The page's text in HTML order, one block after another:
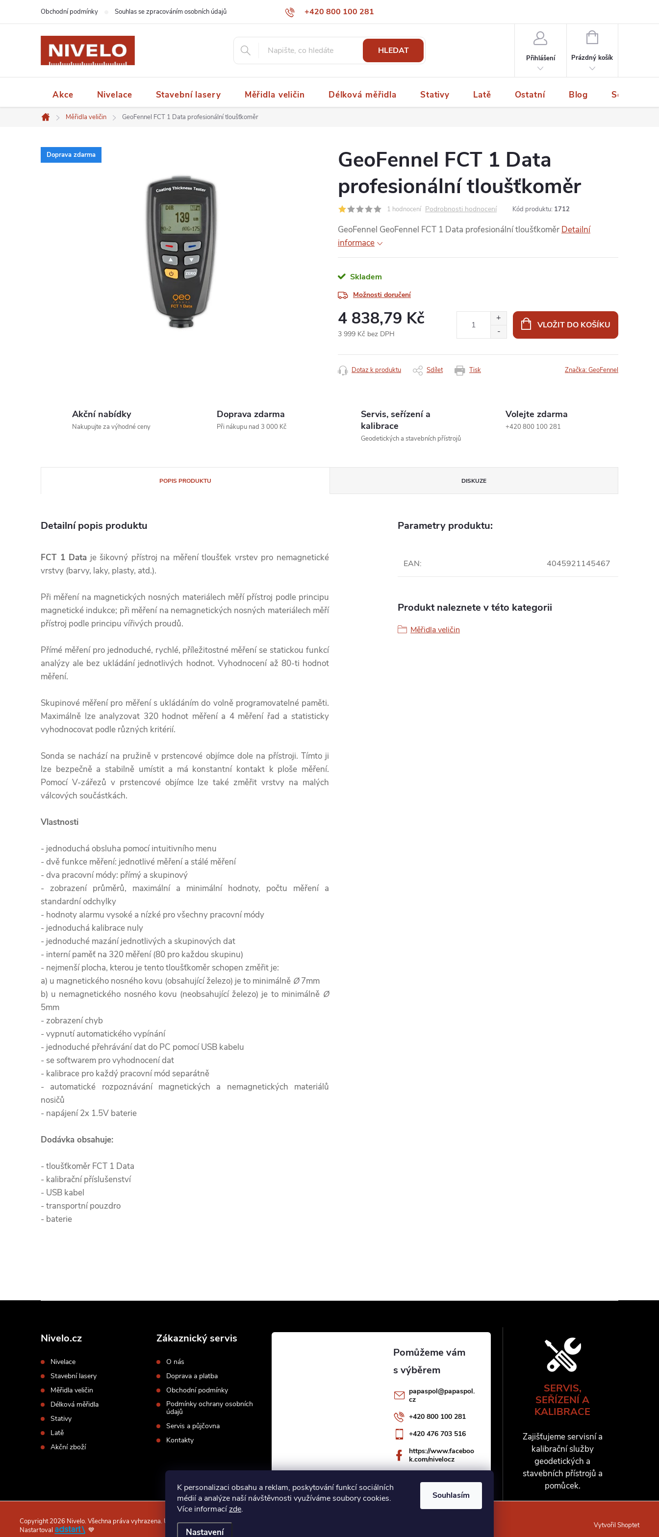
K personalizaci obsahu a reklam, poskytování funkcí sociálních
médií a analýze naší návštěvnosti využíváme soubory cookies.
Více informacízde.
Nastavení
Souhlasím
+420 800 100 281
papaspol@papaspol.cz
Obchodní podmínky Souhlas se zpracováním osobních údajů
HLEDAT
Přihlášení
NÁKUPNÍ
Prázdný košík
Akce Nivelace Stavební lasery Měřidla veličin Délková měřidla Stativy Latě Ostatní Blog Servis a
Domů
Měřidla veličin GeoFennel FCT 1 Data profesionální tloušťkoměr
Doprava zdarma
GeoFennel FCT 1 Data
profesionální tloušťkoměr
1 hodnocení Podrobnosti hodnocení Kód produktu: 1712
GeoFennel GeoFennel FCT 1 Data profesionální tloušťkoměr Detailní
informace
Skladem
Možnosti doručení
4 838,79 Kč
3 999 Kč bez DPH
cena:
VLOŽIT DO KOŠÍKU
Tisk
Dotaz k produktu Sdílet Značka:GeoFennel
Akční nabídky
Nakupujte za výhodné ceny
Doprava zdarma
Při nákupu nad 3 000 Kč
Servis, seřízení a
kalibrace
Geodetických a stavebních přístrojů
Volejte zdarma
+420 800 100 281
POPIS PRODUKTU DISKUZE
Detailní popis produktu
FCT 1 Data je šikovný přístroj na měření tloušťek vrstev pro nemagnetické
vrstvy (barvy, laky, plasty, atd.).
Při měření na magnetických nosných materiálech měří přístroj podle principu
magnetické indukce; při měření na nemagnetických nosných materiálech měří
přístroj podle principu vířivých proudů.
Přímé měření pro jednoduché, rychlé, příležitostné měření se statickou funkcí
analýzy ale bez ukládání jednotlivých hodnot. Vyhodnocení až 80-ti hodnot
měření.
Skupinové měření pro měření s ukládáním do volně programovatelné paměti.
Maximálně lze analyzovat 320 hodnot měření a 4 měření řad a statisticky
vyhodnocovat podle různých kritérií.
Sonda se nachází na pružině v prstencové objímce dole na přístroji. Tímto ji
lze bezpečně a stabilně umístit a má konstantní kontakt k ploše měření.
Pomocí V-zářezů v prstencové objímce lze také změřit vrstvy na malých
válcových součástkách.
Vlastnosti
- jednoduchá obsluha pomocí intuitivního menu
- dvě funkce měření: jednotlivé měření a stálé měření
- dva pracovní módy: přímý a skupinový
- zobrazení průměrů, maximální a minimální hodnoty, počtu měření a
standardní odchylky
- hodnoty alarmu vysoké a nízké pro všechny pracovní módy
- jednoduchá kalibrace nuly
- jednoduché mazání jednotlivých a skupinových dat
- interní paměť na 320 měření (80 pro každou skupinu)
- nejmenší plocha, kterou je tento tloušťkoměr schopen změřit je:
a) u magnetického nosného kovu (obsahující železo) je to minimálně Ø7mm
b) u nemagnetického nosného kovu (neobsahující železo) je to minimálně Ø
5mm
- zobrazení chyb
- vypnutí automatického vypínání
- jednoduché přehrávání dat do PC pomocí USB kabelu
- se softwarem pro vyhodnocení dat
- kalibrace pro každý pracovní mód separátně
- automatické rozpoznávání magnetických a nemagnetických materiálů
nosičů
- napájení 2x 1.5V baterie
Dodávka obsahuje:
- tloušťkoměr FCT 1 Data
- kalibrační příslušenství
- USB kabel
- transportní pouzdro
- baterie
Parametry produktu:
EAN: 4045921145467
Produkt naleznete v této kategorii
Měřidla veličin
Nivelo.cz
Nivelace
Stavební lasery
Měřidla veličin
Délková měřidla
Stativy
Latě
Akční zboží
Zákaznický servis
O nás
Doprava a platba
Obchodní podmínky
Podmínky ochrany osobních
údajů
Servis a půjčovna
Kontakty
papaspol@papaspol.
cz
+420 800 100 281
+420 476 703 516
https://www.faceboo
k.com/nivelocz
SERVIS,
SEŘÍZENÍ A
KALIBRACE
Zajišťujeme servisní a
kalibrační služby
geodetických a
stavebních přístrojů a
pomůcek.
Vytvořil Shoptet
Copyright 2026 Nivelo. Všechna práva vyhrazena. Upravit nastavení cookies
Nastartoval
💙